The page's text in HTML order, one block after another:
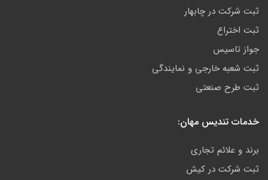
ثبت شرکت در چابهار
ثبت اختراع
جواز تاسیس
ثبت شعبه خارجی و نمایندگی
ثبت طرح صنعتی
خدمات تندیس مهان:
برند و علائم تجاری
ثبت شرکت در کیش